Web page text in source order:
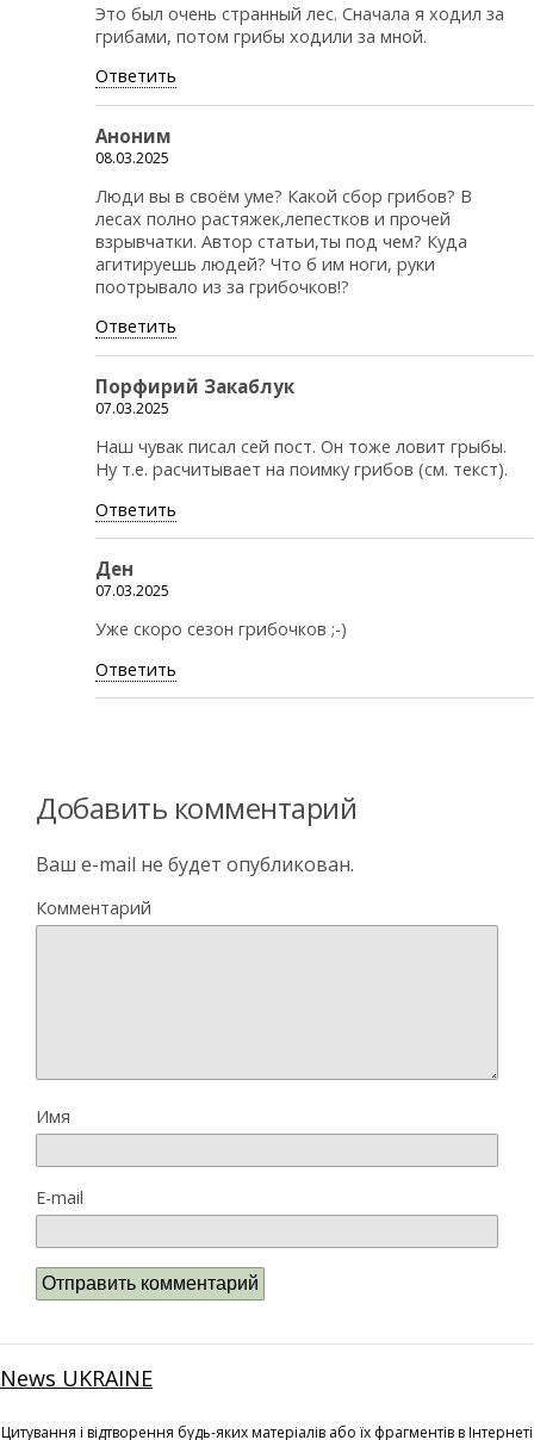
Это был очень странный лес. Сначала я ходил за
грибами, потом грибы ходили за мной.
Ответить
Аноним
08.03.2025
Люди вы в своём уме? Какой сбор грибов? В
лесах полно растяжек,лепестков и прочей
взрывчатки. Автор статьи,ты под чем? Куда
агитируешь людей? Что б им ноги, руки
поотрывало из за грибочков!?
Ответить
Порфирий Закаблук
07.03.2025
Наш чувак писал сей пост. Он тоже ловит грыбы.
Ну т.е. расчитывает на поимку грибов (см. текст).
Ответить
Ден
07.03.2025
Уже скоро сезон грибочков ;-)
Ответить
Добавить комментарий
Ваш e-mail не будет опубликован.
Комментарий
Имя
E-mail
News UKRAINE
Цитування і відтворення будь-яких матеріалів або їх фрагментів в Інтернеті